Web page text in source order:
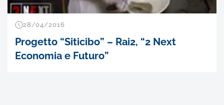
28/04/2016
Progetto “Siticibo” – Rai2, “2 Next
Economia e Futuro”